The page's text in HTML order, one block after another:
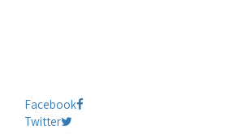
Facebook
Twitter